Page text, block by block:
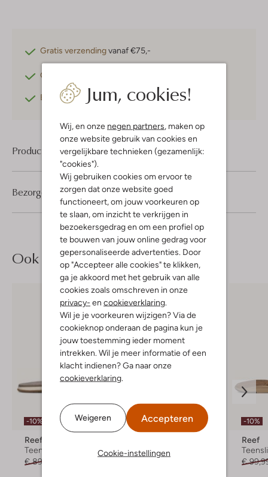
Jum, cookies!
Wij, en onze negen partners , maken op
onze website gebruik van cookies en
vergelijkbare technieken (gezamenlijk:
"cookies").
Wij gebruiken cookies om ervoor te
zorgen dat onze website goed
functioneert, om jouw voorkeuren op
te slaan, om inzicht te verkrijgen in
bezoekersgedrag en om een profiel op
te bouwen van jouw online gedrag voor
gepersonaliseerde advertenties. Door
op "Accepteer alle cookies" te klikken,
ga je akkoord met het gebruik van alle
cookies zoals omschreven in onze
privacy- en cookieverklaring
Wil je je voorkeuren wijzigen? Via de
cookieknop onderaan de pagina kun je
jouw toestemming ieder moment
intrekken. Wil je meer informatie of een
klacht indienen? Ga naar onze
cookieverklaring
Weigeren Accepteren
Cookie-instellingen
Gratis verzendingvanaf €75,-
Gratis retourneren
Betaal achterafmet Klarna
Product informatie
Bezorgen & retourneren
Ook iets voor jou?
-10%
Reef
Teenslippers
€ 89,99
-10%
Teenslippers
-10%
Reef
€